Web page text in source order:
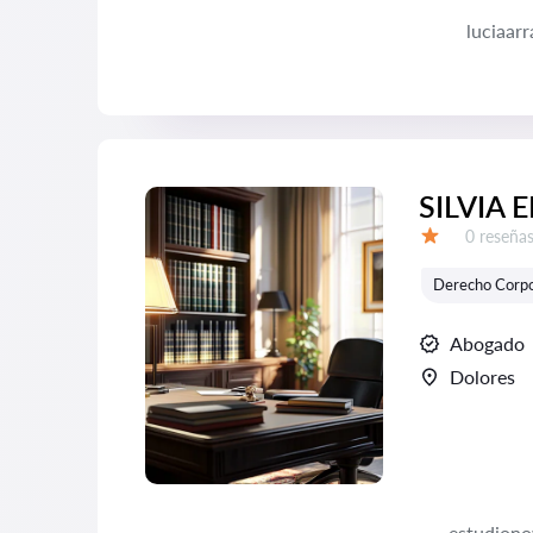
SILVIA
Número
0 reseñas
Derecho
Abogado
Dolores